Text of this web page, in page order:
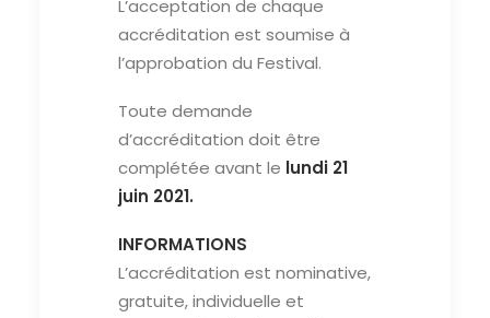
L’acceptation de chaque
accréditation est soumise à
l’approbation du Festival.
Toute demande
d’accréditation doit être
complétée avant le lundi 21
juin 2021.
INFORMATIONS
L’accréditation est nominative,
gratuite, individuelle et